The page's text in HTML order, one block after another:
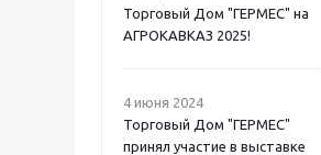
Торговый Дом "ГЕРМЕС" на
АГРОКАВКАЗ 2025!
4 июня 2024
Торговый Дом "ГЕРМЕС"
принял участие в выставке